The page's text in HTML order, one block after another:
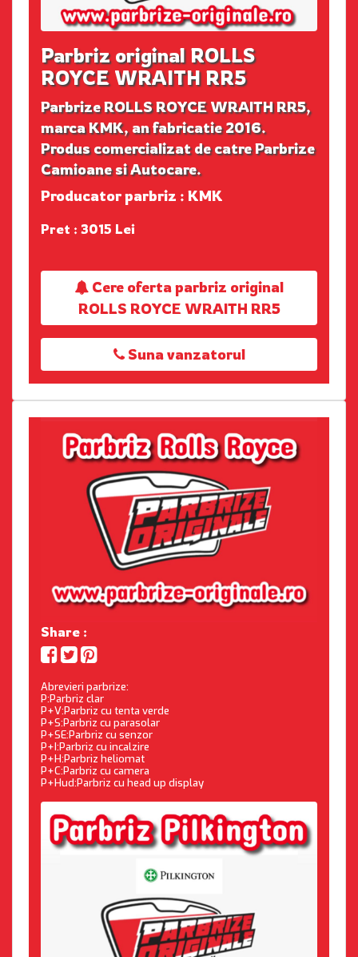
Parbriz original ROLLS
ROYCE WRAITH RR5
Parbrize ROLLS ROYCE WRAITH RR5,
marca KMK, an fabricatie 2016.
Produs comercializat de catre Parbrize
Camioane si Autocare.
Producator parbriz : KMK
Pret : 3015 Lei
Cere oferta parbriz original
ROLLS ROYCE WRAITH RR5
Suna vanzatorul
Share :
Abrevieri parbrize:
P:Parbriz clar
P+V:Parbriz cu tenta verde
P+S:Parbriz cu parasolar
P+SE:Parbriz cu senzor
P+I:Parbriz cu incalzire
P+H:Parbriz heliomat
P+C:Parbriz cu camera
P+Hud:Parbriz cu head up display